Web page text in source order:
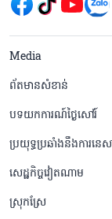
menu
Media
ព័តមានសំខាន់
បទយកការណ៍ថ្ងៃសៅរ៍
ប្រយុទ្ធប្រឆាំងនឹងការនេ
សេដ្ឋកិច្ចវៀតណាម
ស្រុកស្រែ